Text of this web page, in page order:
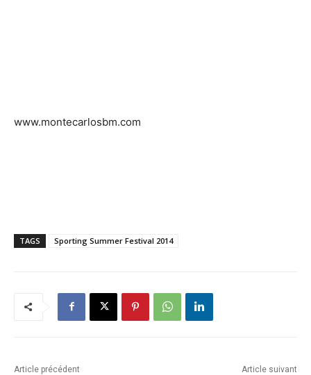
www.montecarlosbm.com
TAGS Sporting Summer Festival 2014
Article précédent Article suivant